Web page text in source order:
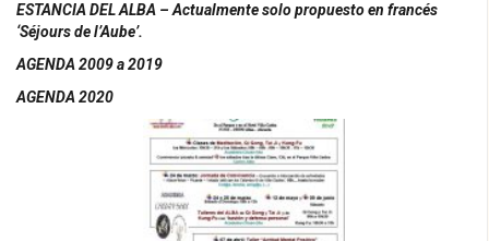
ESTANCIA DEL ALBA – Actualmente solo propuesto en francés
‘Séjours de l’Aube’.
AGENDA 2009 a 2019
AGENDA 2020